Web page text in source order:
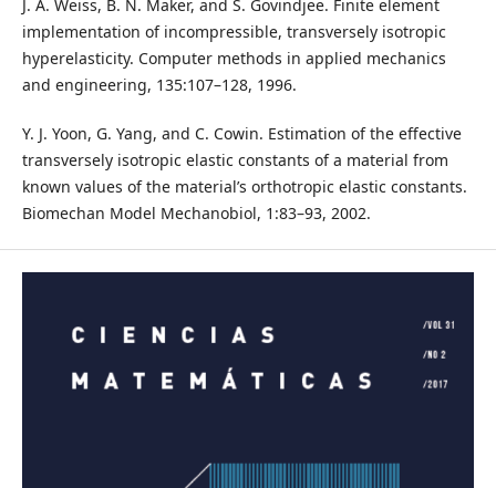
J. A. Weiss, B. N. Maker, and S. Govindjee. Finite element
implementation of incompressible, transversely isotropic
hyperelasticity. Computer methods in applied mechanics
and engineering, 135:107–128, 1996.
Y. J. Yoon, G. Yang, and C. Cowin. Estimation of the effective
transversely isotropic elastic constants of a material from
known values of the material’s orthotropic elastic constants.
Biomechan Model Mechanobiol, 1:83–93, 2002.